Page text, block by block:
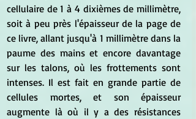
cellulaire de 1 à 4 dixièmes de millimètre,
soit à peu près l'épaisseur de la page de
ce livre, allant jusqu'à 1 millimètre dans la
paume des mains et encore davantage
sur les talons, où les frottements sont
intenses. Il est fait en grande partie de
cellules mortes, et son épaisseur
augmente là où il y a des résistances